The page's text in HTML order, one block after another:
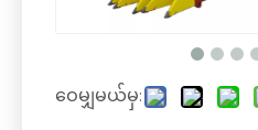
ဝေမျှမယ်မှ: